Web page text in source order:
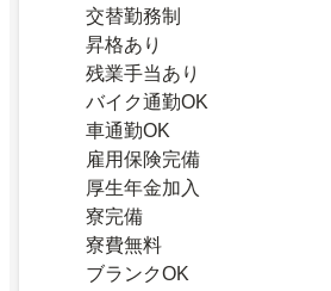
交替勤務制
昇格あり
残業手当あり
バイク通勤OK
車通勤OK
雇用保険完備
厚生年金加入
寮完備
寮費無料
ブランクOK